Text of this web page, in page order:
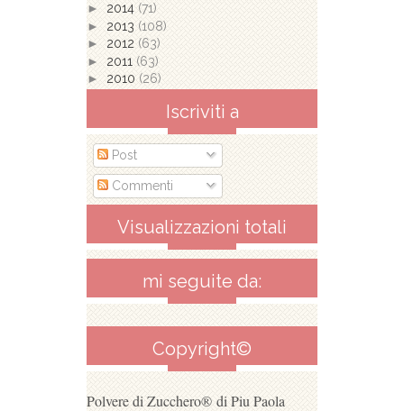
► 2014 (71)
► 2013 (108)
► 2012 (63)
► 2011 (63)
► 2010 (26)
Iscriviti a
Post
Commenti
Visualizzazioni totali
mi seguite da:
Copyright©
Polvere di Zucchero® di Piu Paola